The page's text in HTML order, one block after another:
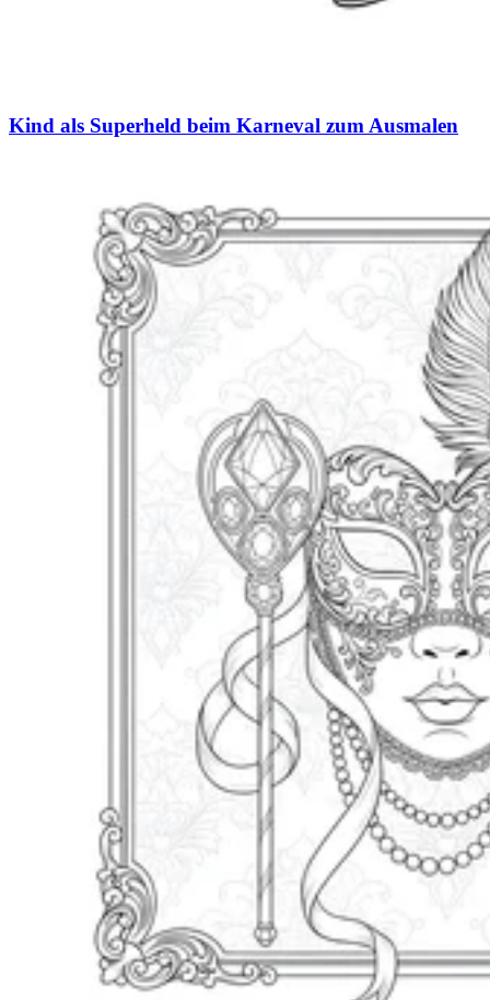
Kind als Superheld beim Karneval zum Ausmalen